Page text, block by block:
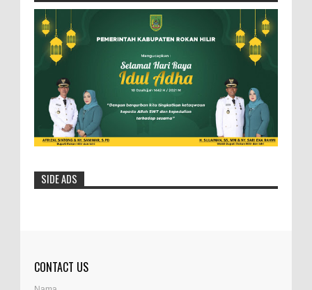
SIDE ADS
CONTACT US